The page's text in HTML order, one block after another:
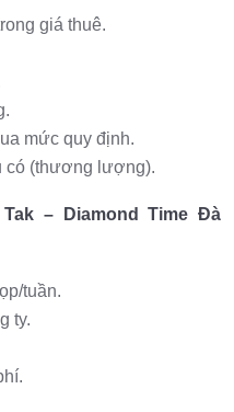
giá thuê.
mức quy định.
có (thương lượng).
– Diamond Time Đà
tuần.
ty.